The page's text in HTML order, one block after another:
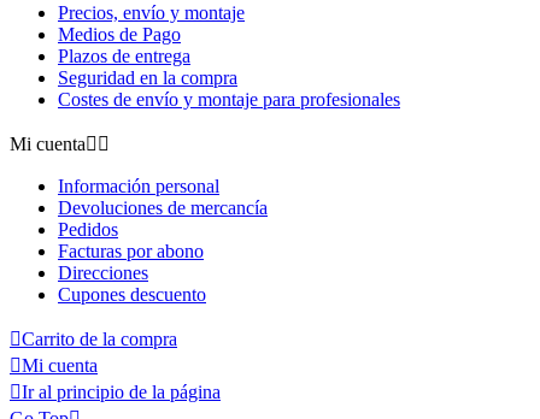
Precios, envío y montaje
Medios de Pago
Plazos de entrega
Seguridad en la compra
Costes de envío y montaje para profesionales
Mi cuenta 
Información personal
Devoluciones de mercancía
Pedidos
Facturas por abono
Direcciones
Cupones descuento
Carrito de la compra
Mi cuenta
Ir al principio de la página